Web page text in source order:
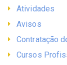
Atividades
Avisos
Contratação
Cursos